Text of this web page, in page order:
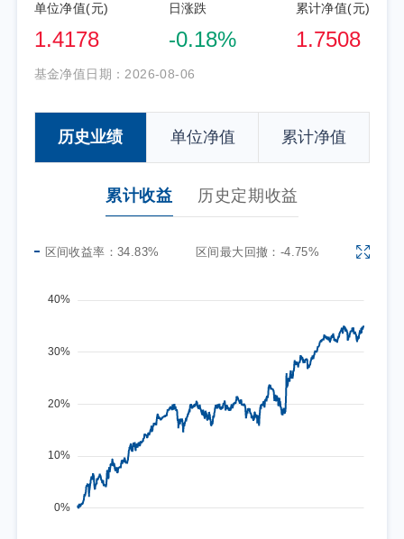
单位净值(元)
1.4178
日涨跌
-0.18%
累计净值(元)
1.7508
基金净值日期： 2026-08-06
历史业绩 单位净值 累计净值
累计收益 历史定期收益
区间收益率： 34.83% 区间最大回撤： -4.75%